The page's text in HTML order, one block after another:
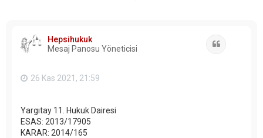
Hepsihukuk
Mesaj Panosu Yöneticisi
26 Kas 2021, 21:59
Yargıtay 11. Hukuk Dairesi
ESAS: 2013/17905
KARAR: 2014/165